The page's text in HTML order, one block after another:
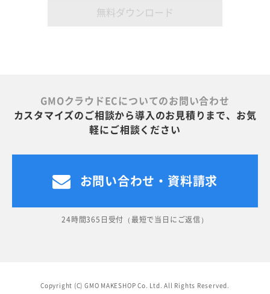
GMOクラウドECについてのお問い合わせ
カスタマイズのご相談から導入のお見積りまで、お気
軽にご相談ください
お問い合わせ・資料請求
24時間365日受付（最短で当日にご返信）
Copyright (C) GMO MAKESHOP Co. Ltd. All Rights Reserved.